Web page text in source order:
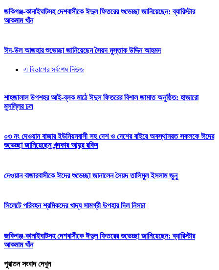
জকিগঞ্জ-কানাইঘাটসহ দেশবাসীকে ঈদুল ফিতরের শুভেচ্ছা জানিয়েছেন: ব্যারিস্টার
আকমাম খাঁন
ঈদ-উল আজহার শুভেচ্ছা জানিয়েছেন সৈয়দ মুস্তাক উদ্দিন আহমদ
এ বিভাগের সর্বশেষ নিউজ
শাহজালাল উপশহর আই-ব্লক মাঠে ঈদুল ফিতরের বিশাল জামাত অনুষ্ঠিত: হাজারো
মুসল্লির ঢল
০৩ নং দেওয়ান বাজার ইউনিয়নবাসী সহ দেশ ও দেশের বাইরে অবস্থানরত সকলকে ঈদের
শুভেচ্ছা জানিয়েছেন খন্দকার আব্দুর রকিব
দেওয়ান বাজারবাসীকে ঈদের শুভেচ্ছা জানালেন সৈয়দ তালিমুল ইসলাম জুনু
সিলেটে পরিবহন শ্রমিকদের খাদ্য সামগ্রী উপহার দিল নিসচা
জকিগঞ্জ-কানাইঘাটসহ দেশবাসীকে ঈদুল ফিতরের শুভেচ্ছা জানিয়েছেন: ব্যারিস্টার
আকমাম খাঁন
পুরাতন সংবাদ দেখুন